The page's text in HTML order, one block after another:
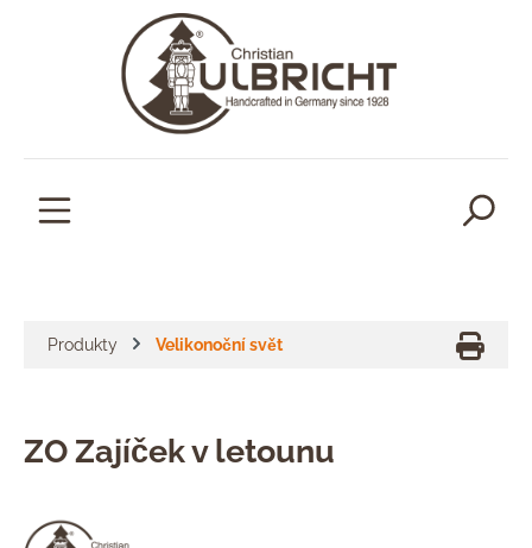
Produkty Velikonoční svět
ZO Zajíček v letounu